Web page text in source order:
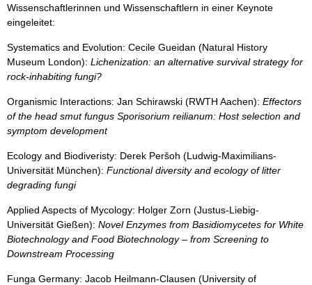
Wissenschaftlerinnen und Wissenschaftlern in einer Keynote
eingeleitet:
Systematics and Evolution: Cecile Gueidan (Natural History
Museum London): Lichenization: an alternative survival strategy for
rock-inhabiting fungi?
Organismic Interactions: Jan Schirawski (RWTH Aachen): Effectors
of the head smut fungus Sporisorium reilianum: Host selection and
symptom development
Ecology and Biodiveristy: Derek Peršoh (Ludwig-Maximilians-
Universität München): Functional diversity and ecology of litter
degrading fungi
Applied Aspects of Mycology: Holger Zorn (Justus-Liebig-
Universität Gießen): Novel Enzymes from Basidiomycetes for White
Biotechnology and Food Biotechnology – from Screening to
Downstream Processing
Funga Germany: Jacob Heilmann-Clausen (University of